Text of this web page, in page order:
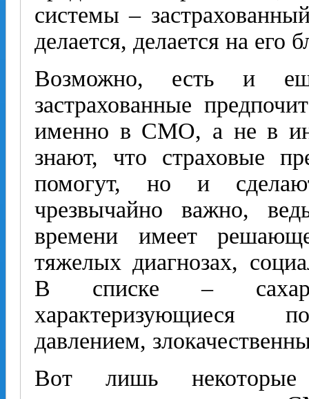
системы –
делается, делается на его
Возможно, есть и
застрахованные
именно в СМО, а не в
знают, что страховые
помогут, но и
чрезвычайно важно,
времени имеет
тяжелых диагнозах,
В списке –
характеризующиеся
давлением,
Вот лишь некоторые